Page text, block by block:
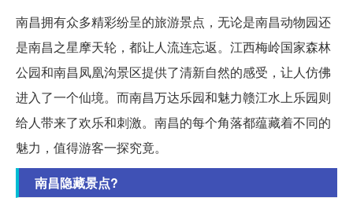
南昌拥有众多精彩纷呈的旅游景点，无论是南昌动物园还
是南昌之星摩天轮，都让人流连忘返。江西梅岭国家森林
公园和南昌凤凰沟景区提供了清新自然的感受，让人仿佛
进入了一个仙境。而南昌万达乐园和魅力赣江水上乐园则
给人带来了欢乐和刺激。南昌的每个角落都蕴藏着不同的
魅力，值得游客一探究竟。
南昌隐藏景点?